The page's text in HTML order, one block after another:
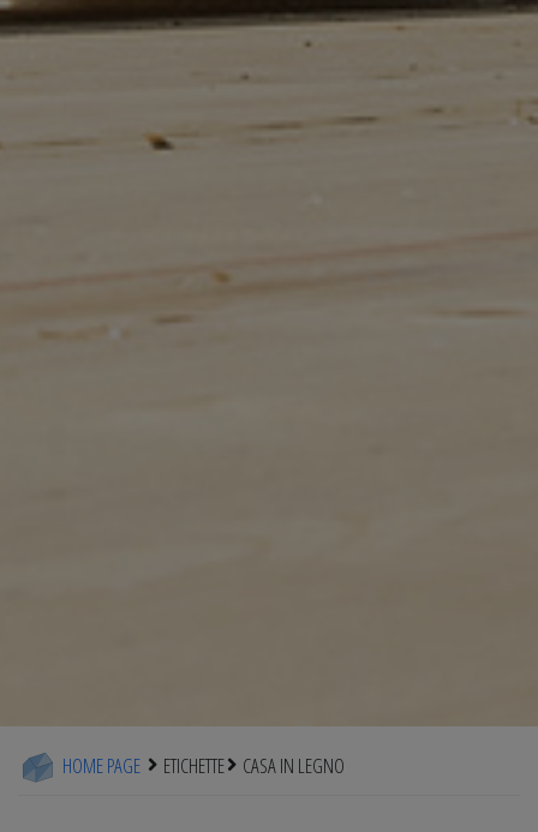
HOME PAGE ETICHETTE CASA IN LEGNO